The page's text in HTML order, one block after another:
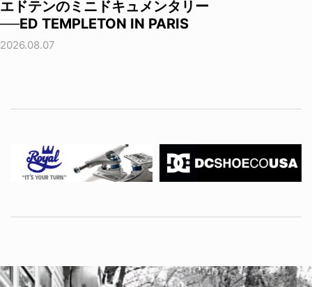
エドテンのミニドキュメンタリー
──ED TEMPLETON IN PARIS
2026.08.07